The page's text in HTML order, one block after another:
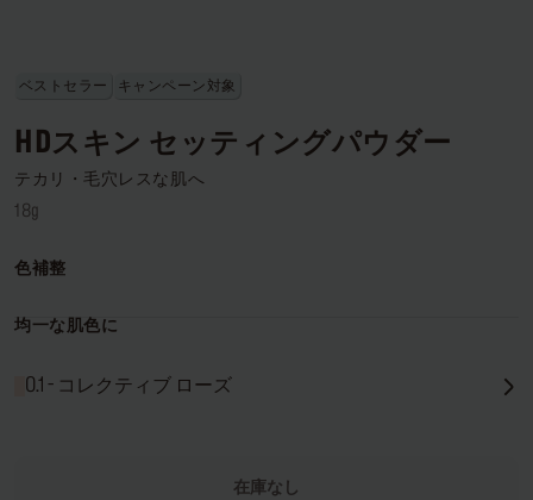
ベストセラー キャンペーン対象
HDスキン セッティングパウダー
テカリ・毛穴レスな肌へ
18g
色補整
均一な肌色に
0.1 - コレクティブ ローズ
在庫なし